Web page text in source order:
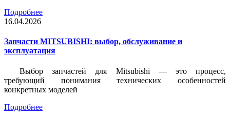
Подробнее
16.04.2026
Запчасти MITSUBISHI: выбор, обслуживание и
эксплуатация
Выбор запчастей для Mitsubishi — это процесс,
требующий понимания технических особенностей
конкретных моделей
Подробнее